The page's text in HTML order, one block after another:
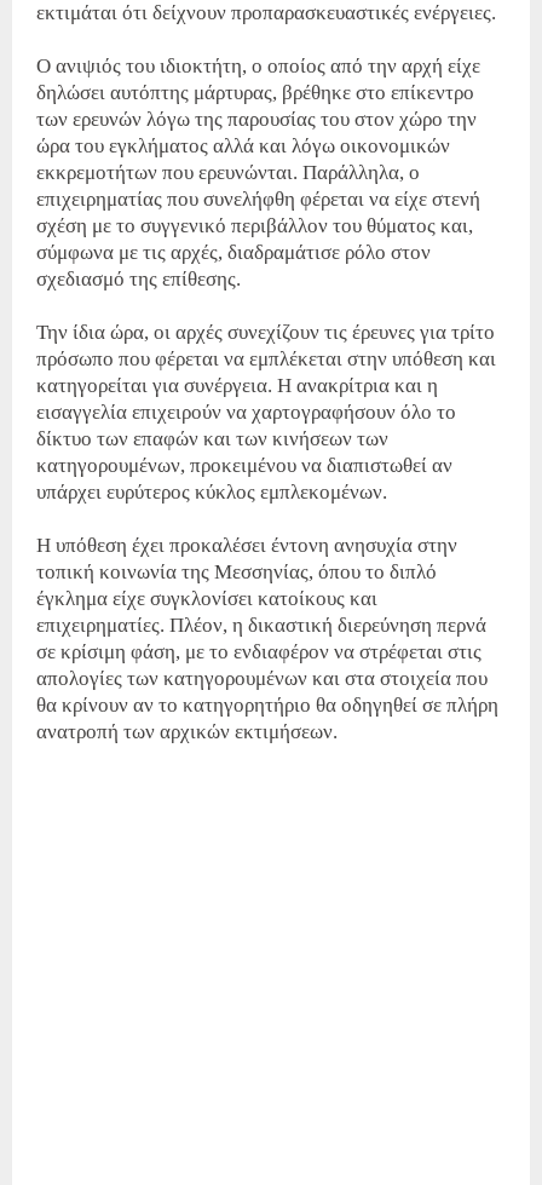
εκτιμάται ότι δείχνουν προπαρασκευαστικές ενέργειες.
Ο ανιψιός του ιδιοκτήτη, ο οποίος από την αρχή είχε
δηλώσει αυτόπτης μάρτυρας, βρέθηκε στο επίκεντρο
των ερευνών λόγω της παρουσίας του στον χώρο την
ώρα του εγκλήματος αλλά και λόγω οικονομικών
εκκρεμοτήτων που ερευνώνται. Παράλληλα, ο
επιχειρηματίας που συνελήφθη φέρεται να είχε στενή
σχέση με το συγγενικό περιβάλλον του θύματος και,
σύμφωνα με τις αρχές, διαδραμάτισε ρόλο στον
σχεδιασμό της επίθεσης.
Την ίδια ώρα, οι αρχές συνεχίζουν τις έρευνες για τρίτο
πρόσωπο που φέρεται να εμπλέκεται στην υπόθεση και
κατηγορείται για συνέργεια. Η ανακρίτρια και η
εισαγγελία επιχειρούν να χαρτογραφήσουν όλο το
δίκτυο των επαφών και των κινήσεων των
κατηγορουμένων, προκειμένου να διαπιστωθεί αν
υπάρχει ευρύτερος κύκλος εμπλεκομένων.
Η υπόθεση έχει προκαλέσει έντονη ανησυχία στην
τοπική κοινωνία της Μεσσηνίας, όπου το διπλό
έγκλημα είχε συγκλονίσει κατοίκους και
επιχειρηματίες. Πλέον, η δικαστική διερεύνηση περνά
σε κρίσιμη φάση, με το ενδιαφέρον να στρέφεται στις
απολογίες των κατηγορουμένων και στα στοιχεία που
θα κρίνουν αν το κατηγορητήριο θα οδηγηθεί σε πλήρη
ανατροπή των αρχικών εκτιμήσεων.